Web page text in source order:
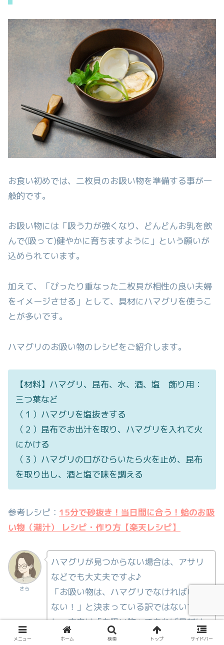
お食い初めでは、二枚貝のお吸い物を準備する事が一
般的です。
お吸い物には「吸う力が強くなり、どんどんお乳を飲
んで(吸って)健やかに育ちますように」という願いが
込められています。
加えて、「ぴったり重なった二枚貝が相性の良い夫婦
をイメージさせる」として、具材にハマグリを使うこ
とが多いです。
ハマグリのお吸い物のレシピをご紹介します。
【材料】ハマグリ、昆布、水、酒、塩 飾り用：
三つ葉など
（１）ハマグリを塩抜きする
（２）昆布でお出汁を取り、ハマグリを入れて火
にかける
（３）ハマグリの口がひらいたら火を止め、昆布
を取り出し、酒と塩で味を調える
参考レシピ： 15分で砂抜き！当日間に合う！蛤のお吸
い物（潮汁） レシピ・作り方【楽天レシピ】
さら
ハマグリが見つからない場合は、アサリ
などでも大丈夫ですよ♪
「お吸い物は、ハマグリでなければいけ
ない！」と決まっている訳ではないです
し、本来は「お吸い物」であれば具材は
何でも良いのです。
メニュー ホーム 検索 トップ サイドバー